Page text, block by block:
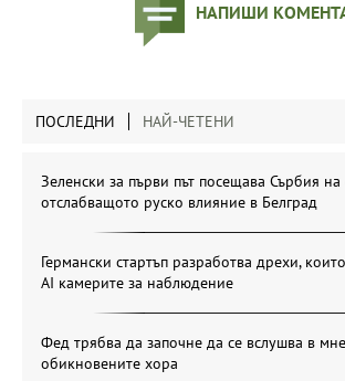
НАПИШИ
ПОСЛЕДНИ НАЙ-ЧЕТЕНИ
Зеленски за първи път посещава Сърбия
отслабващото руско влияние в Белград
Германски стартъп разработва дрехи,
AI камерите за наблюдение
Фед трябва да започне да се вслушва в
обикновените хора